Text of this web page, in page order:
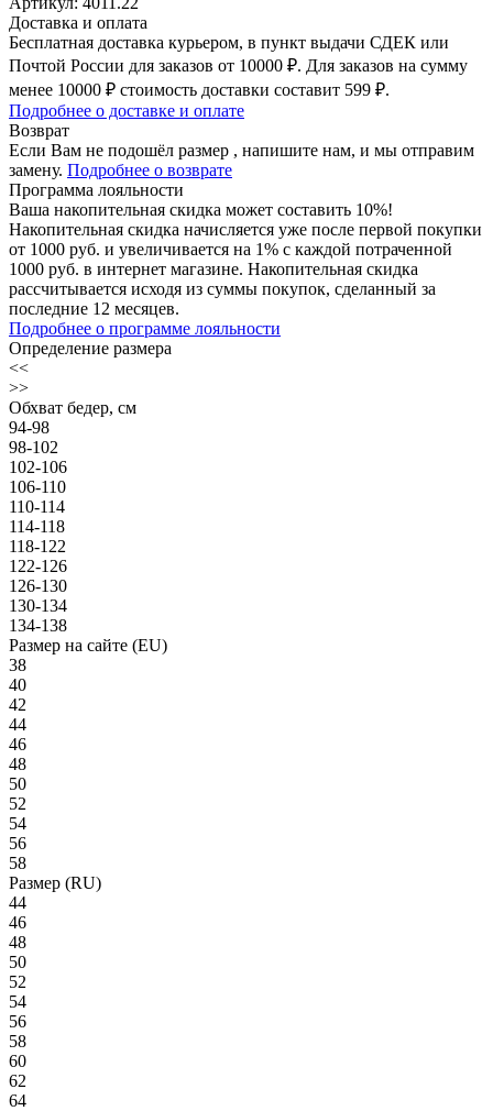
Доставка и оплата
Бесплатная доставка курьером, в пункт выдачи СДЕК или
Почтой России для заказов от 10000 ₽. Для заказов на сумму
менее 10000 ₽ стоимость доставки составит 599 ₽.
Подробнее о доставке и оплате
Возврат
Если Вам не подошёл размер , напишите нам, и мы отправим
замену. Подробнее о возврате
Программа лояльности
Ваша накопительная скидка может составить 10%!
Накопительная скидка начисляется уже после первой покупки
от 1000 руб. и увеличивается на 1% с каждой потраченной
1000 руб. в интернет магазине. Накопительная скидка
рассчитывается исходя из суммы покупок, сделанный за
последние 12 месяцев.
Подробнее о программе лояльности
Определение размера
<<
>>
Обхват бедер, см
94-98
98-102
102-106
106-110
110-114
114-118
118-122
122-126
126-130
130-134
134-138
Размер на сайте (EU)
38
40
42
44
46
48
50
52
54
56
58
Размер (RU)
44
46
48
50
52
54
56
58
60
62
64